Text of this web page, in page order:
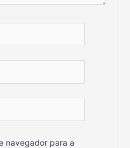
navegador para a